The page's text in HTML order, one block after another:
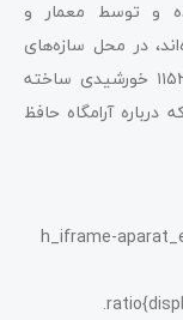
ساخته‌شده و توسط معمار و
در محل سازه‌های
قبلی قراردارند که معروف‌ترین آن‌ها در سال ۱۱۵۲ خورشیدی ساخته
آرامگاه حافظ
.h_iframe-